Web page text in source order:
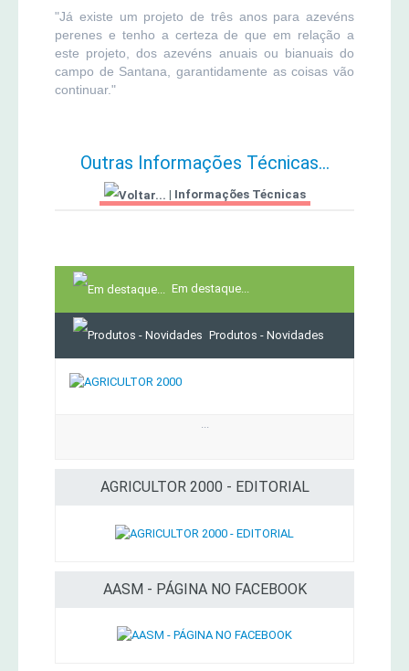
"Já existe um projeto de três anos para azevéns
perenes e tenho a certeza de que em relação a
este projeto, dos azevéns anuais ou bianuais do
campo de Santana, garantidamente as coisas vão
continuar."
Outras Informações Técnicas...
| Informações Técnicas
Em destaque...
Produtos - Novidades
...
AGRICULTOR 2000 - EDITORIAL
AASM - PÁGINA NO FACEBOOK